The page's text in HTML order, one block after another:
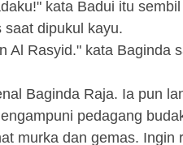
kata Badui itu
dipukul kayu.
Al Rasyid." kata Baginda
Baginda Raja. Ia pun
pedagang
murka dan gemas.